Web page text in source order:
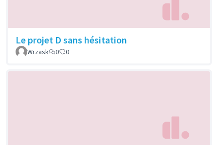
Le projet D sans hésitation
Wrzask 0 0